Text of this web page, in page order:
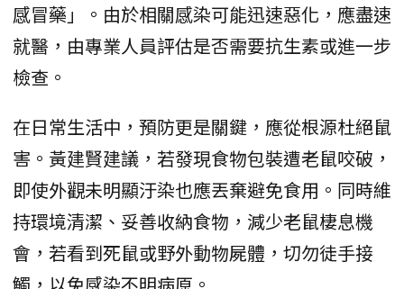
感冒藥」。由於相關感染可能迅速惡化，應盡速
就醫，由專業人員評估是否需要抗生素或進一步
檢查。
在日常生活中，預防更是關鍵，應從根源杜絕鼠
害。黃建賢建議，若發現食物包裝遭老鼠咬破，
即使外觀未明顯汙染也應丟棄避免食用。同時維
持環境清潔、妥善收納食物，減少老鼠棲息機
會，若看到死鼠或野外動物屍體，切勿徒手接